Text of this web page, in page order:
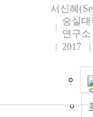
서신혜
숭실
연구소
2017